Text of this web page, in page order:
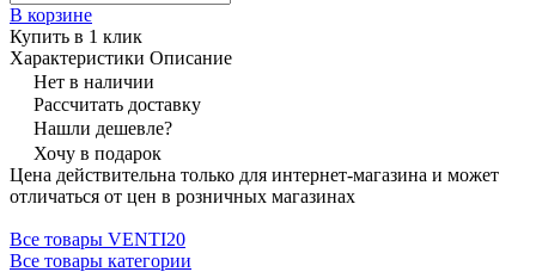
В корзине
Купить в 1 клик
Характеристики Описание
Нет в наличии
Рассчитать доставку
Нашли дешевле?
Хочу в подарок
Цена действительна только для интернет-магазина и может
отличаться от цен в розничных магазинах
Все товары VENTI20
Все товары категории